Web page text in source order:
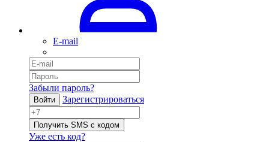
E-mail
Забыли пароль?
Войти Зарегистрироваться
Получить SMS с кодом
Уже есть код?